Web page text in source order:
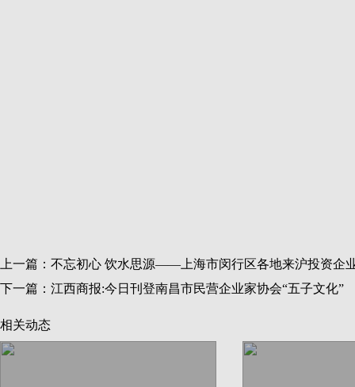
上一篇： 不忘初心 饮水思源——上海市闵行区各地来沪投资企
下一篇： 江西商报:今日刊登南昌市民营企业家协会“五子文化”
相关动态